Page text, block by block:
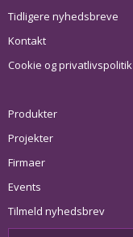
Tidligere nyhedsbreve
Kontakt
Cookie og privatlivspolitik
Produkter
Projekter
Firmaer
Events
Tilmeld nyhedsbrev